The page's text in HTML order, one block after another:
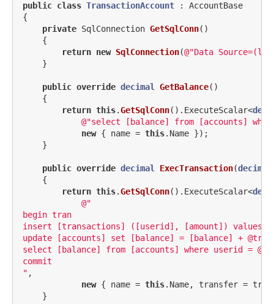
public class TransactionAccount :
AccountBase
{
private SqlConnection GetSqlConn()
{
return new SqlConnection(@"Data
}
public override decimal GetBalance()
{
return this.GetSqlConn(). ExecuteScalar<
@"select [balance] from [accounts]
new { name = this. Name });
}
public override decimal ExecTransaction(decimal
{
return this.GetSqlConn(). ExecuteScalar<
@"
begin tran
insert [transactions] ([userid], [amount]) values
update [accounts] set [balance] = [balance] +
select [balance] from [accounts] where userid =
commit
" ,
new { name = this. Name, transfer =
}